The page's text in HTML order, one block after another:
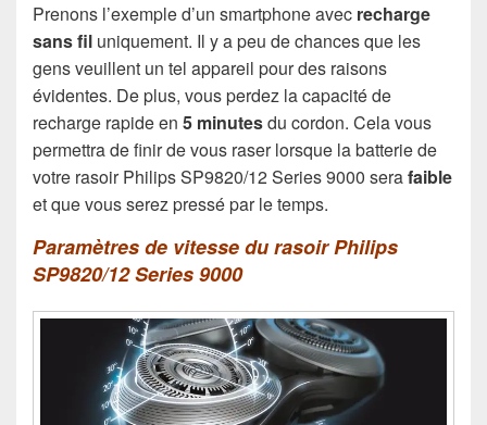
Prenons l’exemple d’un smartphone avec recharge
sans fil uniquement. Il y a peu de chances que les
gens veuillent un tel appareil pour des raisons
évidentes. De plus, vous perdez la capacité de
recharge rapide en 5 minutesdu cordon. Cela vous
permettra de finir de vous raser lorsque la batterie de
votre rasoir Philips SP9820/12 Series 9000 serafaible
et que vous serez pressé par le temps.
Paramètres de vitesse du rasoir Philips
SP9820/12 Series 9000